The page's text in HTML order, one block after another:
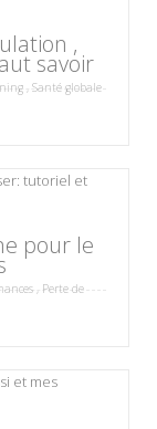
,
savoir
, Santé globale
pour le
, Perte de